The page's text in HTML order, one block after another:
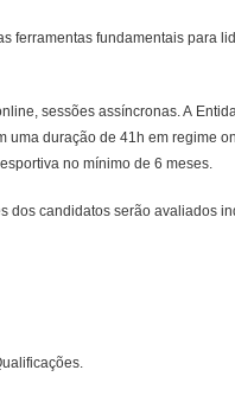
ferramentas fundamentais para
sessões assíncronas. A
duração de 41h em regime
no mínimo de 6 meses.
candidatos serão avaliados